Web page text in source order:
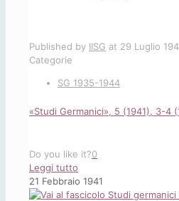
Published by IISG at 29 Luglio
Categorie
SG 1935-1944
«Studi Germanici», 5 (1941), 3-4
Do you like it?0
Leggi tutto
«Studi
Germanici»,
21 Febbraio 1941